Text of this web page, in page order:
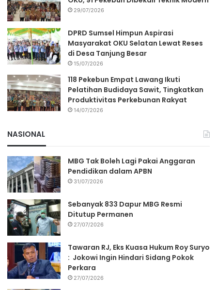
29/07/2026
DPRD Sumsel Himpun Aspirasi
Masyarakat OKU Selatan Lewat Reses
di Desa Tanjung Besar
15/07/2026
118 Pekebun Empat Lawang Ikuti
Pelatihan Budidaya Sawit, Tingkatkan
Produktivitas Perkebunan Rakyat
14/07/2026
NASIONAL
MBG Tak Boleh Lagi Pakai Anggaran
Pendidikan dalam APBN
31/07/2026
Sebanyak 833 Dapur MBG Resmi
Ditutup Permanen
27/07/2026
Tawaran RJ, Eks Kuasa Hukum Roy Suryo
: Jokowi Ingin Hindari Sidang Pokok
Perkara
27/07/2026